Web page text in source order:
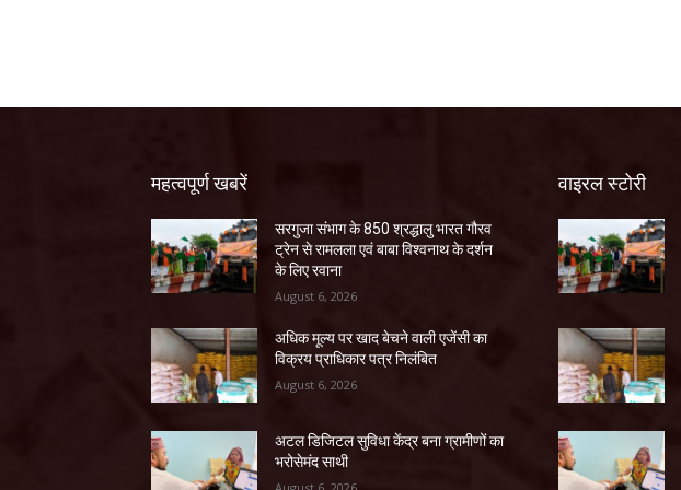
महत्वपूर्ण खबरें
सरगुजा संभाग के 850 श्रद्धालु भारत गौरव
ट्रेन से रामलला एवं बाबा विश्वनाथ के दर्शन
के लिए रवाना
August 6, 2026
अधिक मूल्य पर खाद बेचने वाली एजेंसी का
विक्रय प्राधिकार पत्र निलंबित
August 6, 2026
अटल डिजिटल सुविधा केंद्र बना ग्रामीणों का
भरोसेमंद साथी
वाइरल स्टोरी